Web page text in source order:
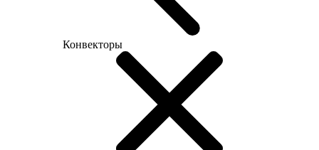
Конвекторы